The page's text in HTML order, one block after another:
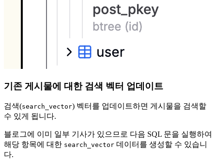
기존 게시물에 대한 검색 벡터 업데이트
검색(search_vector) 벡터를 업데이트하면 게시물을 검색할
수 있게 됩니다.
블로그에 이미 일부 기사가 있으므로 다음 SQL 문을 실행하여
해당 항목에 대한 search_vector 데이터를 생성할 수 있습니
다.